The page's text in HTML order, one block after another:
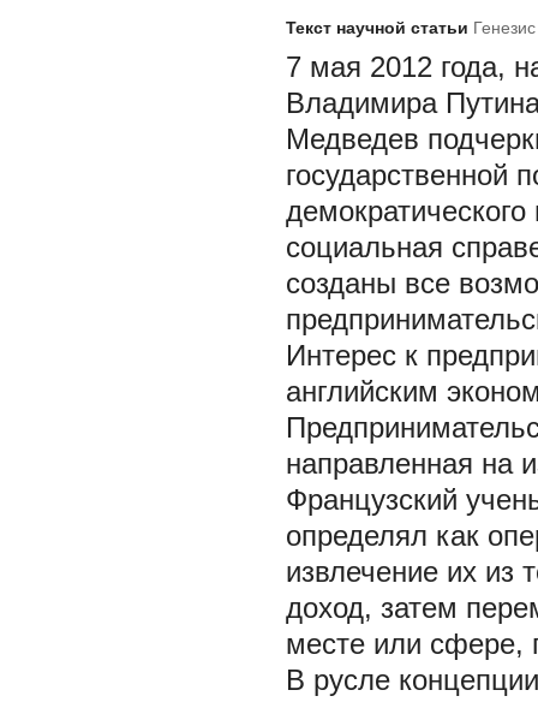
Текст научной статьи
7 мая 2012 года,
Владимира
Медведев
государственной
демократического
социальная
созданы все
Интерес к
английским
направленная на
Французский
определял как
извлечение их из
доход, затем
месте или сфере,
В русле